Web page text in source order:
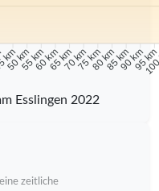
50 km55 km60 km65 km70 km75 km80 km85 km90 km95 km
Esslingen 2022
zeitliche